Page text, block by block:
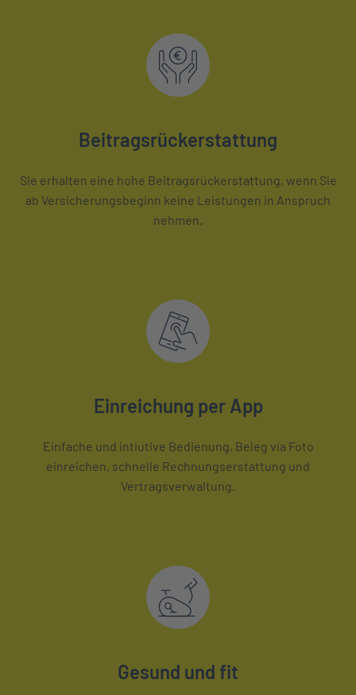
Beitragsrückerstattung
Sie erhalten eine hohe Beitragsrückerstattung, wenn Sie
ab Versicherungsbeginn keine Leistungen in Anspruch
nehmen.
Einreichung per App
Einfache und intiutive Bedienung, Beleg via Foto
einreichen, schnelle Rechnungserstattung und
Vertragsverwaltung.
Gesund und fit